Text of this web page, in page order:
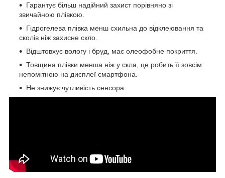
Гарантує більш надійний захист порівняно зі
звичайною плівкою.
Гідрогелева плівка менш схильна до відклеювання та
сколів ніж захисне скло.
Відштовхує вологу і бруд, має олеофобне покриття.
Товщина плівки менша ніж у скла, це робить її зовсім
непомітною на дисплеї смартфона.
Не знижує чутливість сенсора.